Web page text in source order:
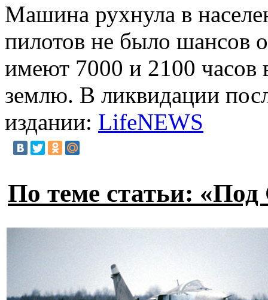
Машина рухнула в
пилотов не было шансов
имеют 7000 и 2100 часов
землю. В ликвидации
издании: LifeNEWS
По теме статьи: «Под